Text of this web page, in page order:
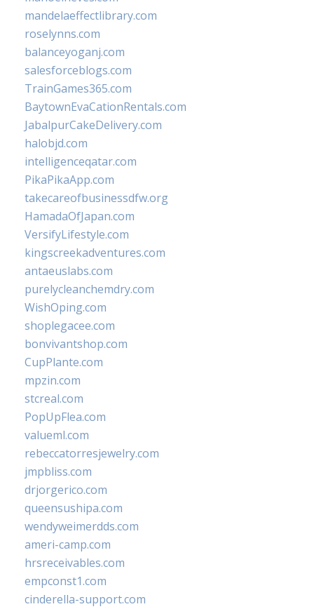
mandelaeffectlibrary.com
roselynns.com
balanceyoganj.com
salesforceblogs.com
TrainGames365.com
BaytownEvaCationRentals.com
JabalpurCakeDelivery.com
halobjd.com
intelligenceqatar.com
PikaPikaApp.com
takecareofbusinessdfw.org
HamadaOfJapan.com
VersifyLifestyle.com
kingscreekadventures.com
antaeuslabs.com
purelycleanchemdry.com
WishOping.com
shoplegacee.com
bonvivantshop.com
CupPlante.com
mpzin.com
stcreal.com
PopUpFlea.com
valueml.com
rebeccatorresjewelry.com
jmpbliss.com
drjorgerico.com
queensushipa.com
wendyweimerdds.com
ameri-camp.com
hrsreceivables.com
empconst1.com
cinderella-support.com